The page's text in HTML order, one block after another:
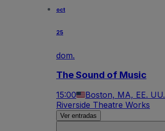
oct
25
dom.
The Sound of Music
15:00 Boston, MA, EE. UU.
Riverside Theatre Works
Ver entradas